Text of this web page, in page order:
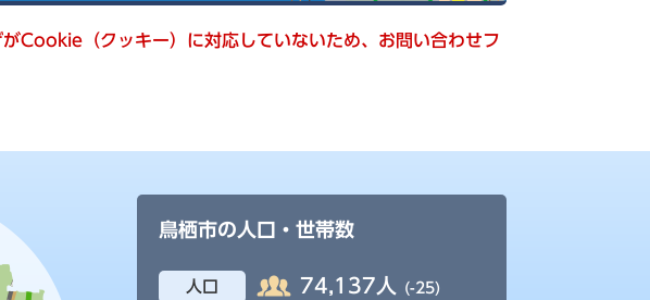
Cookie（クッキー）に対応していないため、お問い合わせフ
鳥栖市の人口・世帯数
人口 74,137人 (-25)